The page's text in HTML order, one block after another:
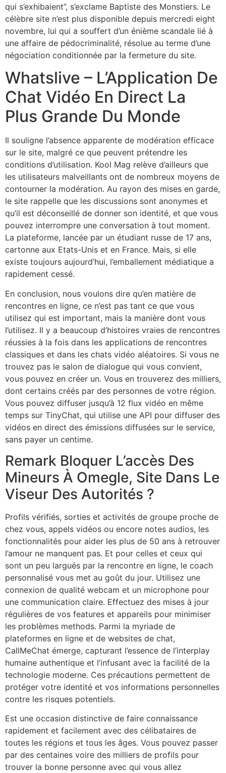
qui s’exhibaient”, s’exclame Baptiste des Monstiers. Le
célèbre site n’est plus disponible depuis mercredi eight
novembre, lui qui a souffert d’un énième scandale lié à
une affaire de pédocriminalité, résolue au terme d’une
négociation conditionnée par la fermeture du site.
Whatslive – L’Application De
Chat Vidéo En Direct La
Plus Grande Du Monde
Il souligne l’absence apparente de modération efficace
sur le site, malgré ce que peuvent prétendre les
conditions d’utilisation. Kool Mag relève d’ailleurs que
les utilisateurs malveillants ont de nombreux moyens de
contourner la modération. Au rayon des mises en garde,
le site rappelle que les discussions sont anonymes et
qu’il est déconseillé de donner son identité, et que vous
pouvez interrompre une conversation à tout moment.
La plateforme, lancée par un étudiant russe de 17 ans,
cartonne aux Etats-Unis et en France. Mais, si elle
existe toujours aujourd’hui, l’emballement médiatique a
rapidement cessé.
En conclusion, nous voulons dire qu’en matière de
rencontres en ligne, ce n’est pas tant ce que vous
utilisez qui est important, mais la manière dont vous
l’utilisez. Il y a beaucoup d’histoires vraies de rencontres
réussies à la fois dans les applications de rencontres
classiques et dans les chats vidéo aléatoires. Si vous ne
trouvez pas le salon de dialogue qui vous convient,
vous pouvez en créer un. Vous en trouverez des milliers,
dont certains créés par des personnes de votre région.
Vous pouvez diffuser jusqu’à 12 flux vidéo en même
temps sur TinyChat, qui utilise une API pour diffuser des
vidéos en direct des émissions diffusées sur le service,
sans payer un centime.
Remark Bloquer L’accès Des
Mineurs À Omegle, Site Dans Le
Viseur Des Autorités ?
Profils vérifiés, sorties et activités de groupe proche de
chez vous, appels vidéos ou encore notes audios, les
fonctionnalités pour aider les plus de 50 ans à retrouver
l’amour ne manquent pas. Et pour celles et ceux qui
sont un peu largués par la rencontre en ligne, le coach
personnalisé vous met au goût du jour. Utilisez une
connexion de qualité webcam et un microphone pour
une communication claire. Effectuez des mises à jour
régulières de vos features et appareils pour minimiser
les problèmes methods. Parmi la myriade de
plateformes en ligne et de websites de chat,
CallMeChat émerge, capturant l’essence de l’interplay
humaine authentique et l’infusant avec la facilité de la
technologie moderne. Ces précautions permettent de
protéger votre identité et vos informations personnelles
contre les risques potentiels.
Est une occasion distinctive de faire connaissance
rapidement et facilement avec des célibataires de
toutes les régions et tous les âges. Vous pouvez passer
par des centaines voire des milliers de profils pour
trouver la bonne personne avec qui vous allez